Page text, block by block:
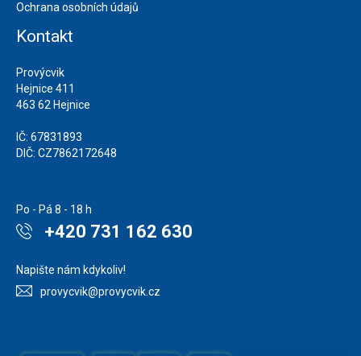
Ochrana osobních údajů
Kontakt
Provýcvik
Hejnice 411
463 62 Hejnice
IČ: 67831893
DIČ: CZ7862172648
Po - Pá 8 - 18 h
+420 731 162 630
Napište nám kdykoliv!
provycvik@provycvik.cz